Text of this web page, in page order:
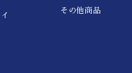
その他商品